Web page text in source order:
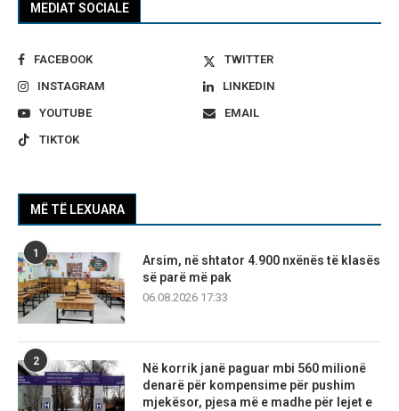
MEDIAT SOCIALE
FACEBOOK
TWITTER
INSTAGRAM
LINKEDIN
YOUTUBE
EMAIL
TIKTOK
MË TË LEXUARA
1
Arsim, në shtator 4.900 nxënës të klasës
së parë më pak
06.08.2026 17:33
2
Në korrik janë paguar mbi 560 milionë
denarë për kompensime për pushim
mjekësor, pjesa më e madhe për lejet e